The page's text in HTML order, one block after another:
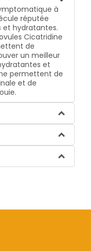
à
réputée
et hydratantes.
Cicatridine
de
un meilleur
et
permettent de
et de